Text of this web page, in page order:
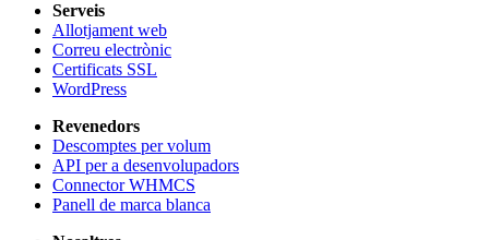
Serveis
Allotjament web
Correu electrònic
Certificats SSL
WordPress
Revenedors
Descomptes per volum
API per a desenvolupadors
Connector WHMCS
Panell de marca blanca